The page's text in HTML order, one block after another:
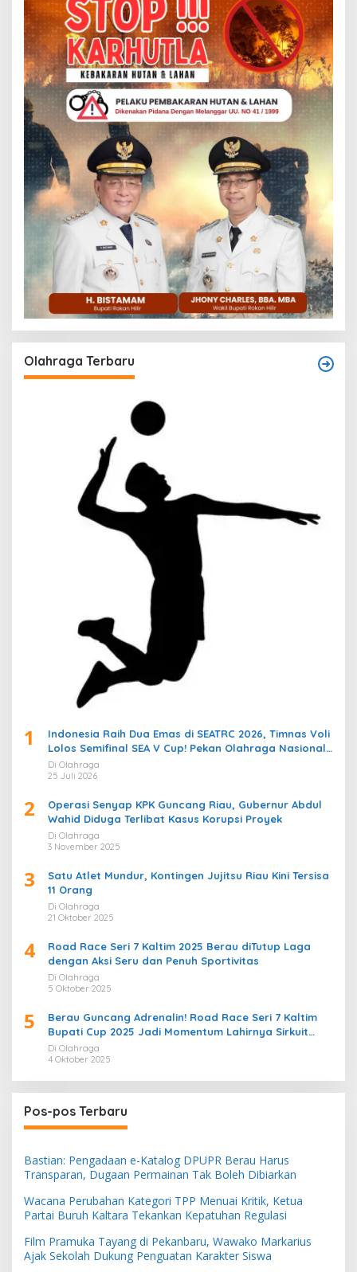
Olahraga Terbaru
1
Indonesia Raih Dua Emas di SEATRC 2026, Timnas Voli
Lolos Semifinal SEA V Cup! Pekan Olahraga Nasional
Bergemuruh
Di Olahraga
25 Juli 2026
2
Operasi Senyap KPK Guncang Riau, Gubernur Abdul
Wahid Diduga Terlibat Kasus Korupsi Proyek
Di Olahraga
3 November 2025
3
Satu Atlet Mundur, Kontingen Jujitsu Riau Kini Tersisa
11 Orang
Di Olahraga
21 Oktober 2025
4
Road Race Seri 7 Kaltim 2025 Berau diTutup Laga
dengan Aksi Seru dan Penuh Sportivitas
Di Olahraga
5 Oktober 2025
5
Berau Guncang Adrenalin! Road Race Seri 7 Kaltim
Bupati Cup 2025 Jadi Momentum Lahirnya Sirkuit
Permanen 2026
Di Olahraga
4 Oktober 2025
Pos-pos Terbaru
Bastian: Pengadaan e-Katalog DPUPR Berau Harus
Transparan, Dugaan Permainan Tak Boleh Dibiarkan
Wacana Perubahan Kategori TPP Menuai Kritik, Ketua
Partai Buruh Kaltara Tekankan Kepatuhan Regulasi
Film Pramuka Tayang di Pekanbaru, Wawako Markarius
Ajak Sekolah Dukung Penguatan Karakter Siswa